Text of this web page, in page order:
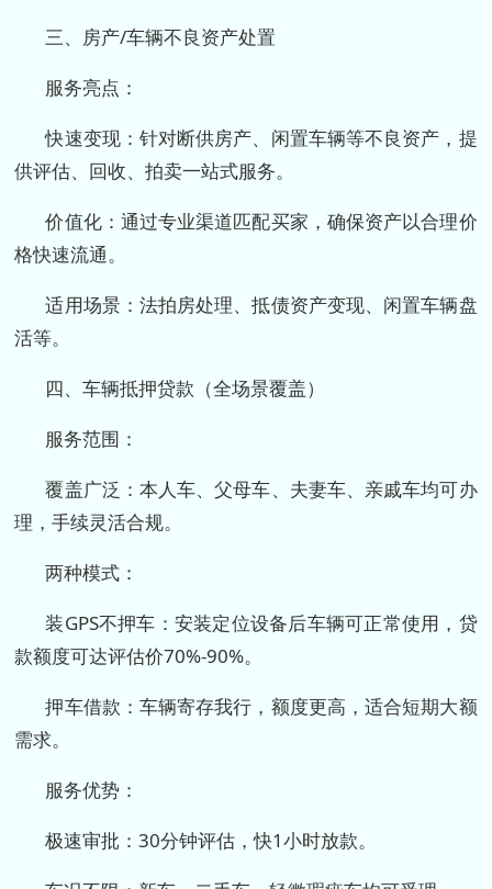
三、房产/车辆不良资产处置
服务亮点：
快速变现：针对断供房产、闲置车辆等不良资产，提
供评估、回收、拍卖一站式服务。
价值化：通过专业渠道匹配买家，确保资产以合理价
格快速流通。
适用场景：法拍房处理、抵债资产变现、闲置车辆盘
活等。
四、车辆抵押贷款（全场景覆盖）
服务范围：
覆盖广泛：本人车、父母车、夫妻车、亲戚车均可办
理，手续灵活合规。
两种模式：
装GPS不押车：安装定位设备后车辆可正常使用，贷
款额度可达评估价70%-90%。
押车借款：车辆寄存我行，额度更高，适合短期大额
需求。
服务优势：
极速审批：30分钟评估，快1小时放款。